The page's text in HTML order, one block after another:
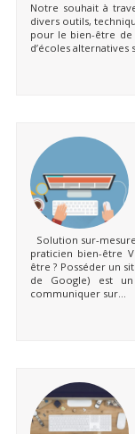
Notre souhait à
divers outils,
pour le bien-être de
d’écoles alternatives
Solution sur-
praticien bien-être
être ? Posséder un
de Google) est
communiquer sur...